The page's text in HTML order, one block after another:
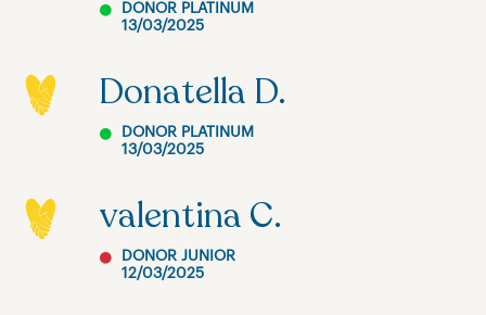
DONOR PLATINUM
13/03/2025
Donatella D.
DONOR PLATINUM
13/03/2025
valentina C.
DONOR JUNIOR
12/03/2025